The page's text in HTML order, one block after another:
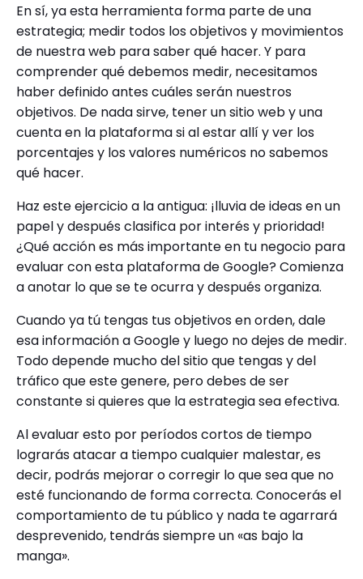
En sí, ya esta herramienta forma parte de una
estrategia; medir todos los objetivos y movimientos
de nuestra web para saber qué hacer. Y para
comprender qué debemos medir, necesitamos
haber definido antes cuáles serán nuestros
objetivos. De nada sirve, tener un sitio web y una
cuenta en la plataforma si al estar allí y ver los
porcentajes y los valores numéricos no sabemos
qué hacer.
Haz este ejercicio a la antigua: ¡lluvia de ideas en un
papel y después clasifica por interés y prioridad!
¿Qué acción es más importante en tu negocio para
evaluar con esta plataforma de Google? Comienza
a anotar lo que se te ocurra y después organiza.
Cuando ya tú tengas tus objetivos en orden, dale
esa información a Google y luego no dejes de medir.
Todo depende mucho del sitio que tengas y del
tráfico que este genere, pero debes de ser
constante si quieres que la estrategia sea efectiva.
Al evaluar esto por períodos cortos de tiempo
lograrás atacar a tiempo cualquier malestar, es
decir, podrás mejorar o corregir lo que sea que no
esté funcionando de forma correcta. Conocerás el
comportamiento de tu público y nada te agarrará
desprevenido, tendrás siempre un «as bajo la
manga».